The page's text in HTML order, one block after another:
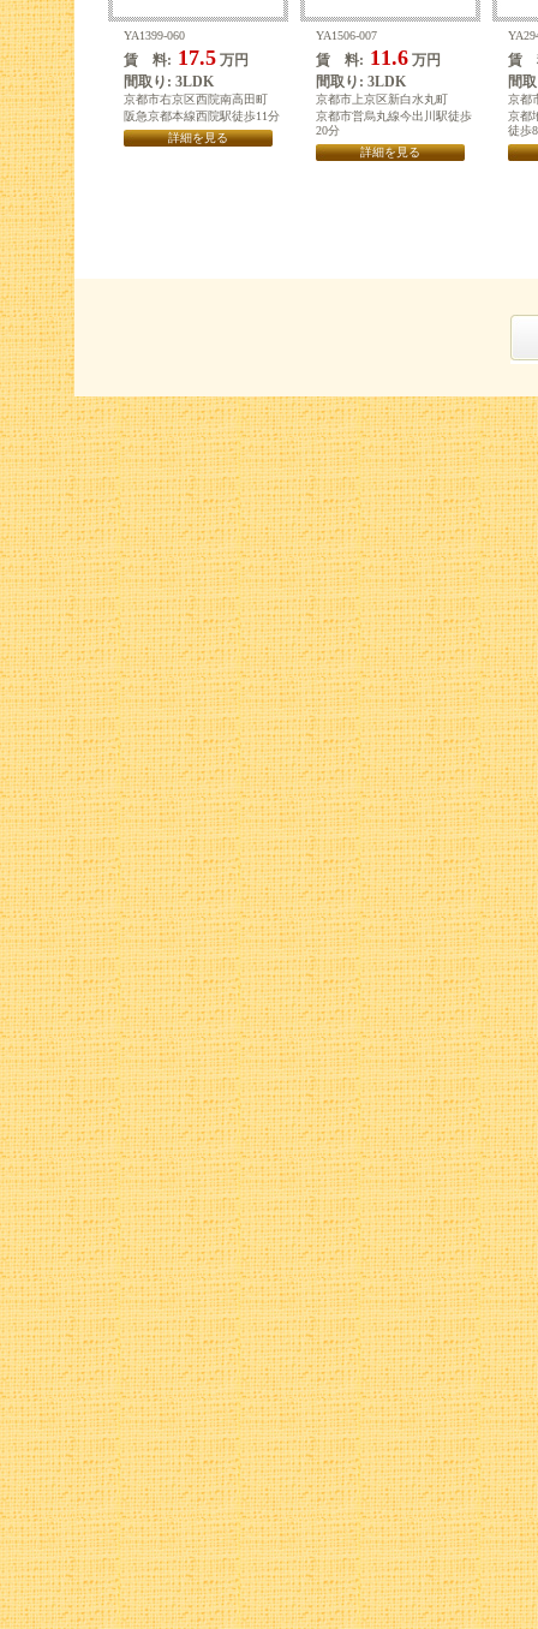
YA1399-060
賃 料: 17.5 万円
間取り: 3LDK
京都市右京区西院南高田町
阪急京都本線西院駅徒歩11分
詳細を見る
YA1506-007
賃 料: 11.6 万円
間取り: 3LDK
京都市上京区新白水丸町
京都市営烏丸線今出川駅徒歩
20分
詳細を見る
賃
間
京都
京都
徒歩